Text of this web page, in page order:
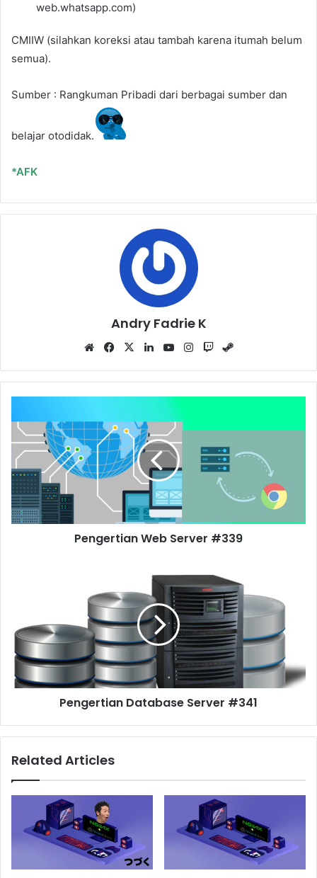
web.whatsapp.com)
CMIIW (silahkan koreksi atau tambah karena itumah belum
semua).
Sumber : Rangkuman Pribadi dari berbagai sumber dan
belajar otodidak.
*AFK
Andry Fadrie K
WebsiteFacebook
X LinkedInYouTubeInstagram
Twitch
Pengertian Web Server #339
Pengertian Database Server #341
Related Articles